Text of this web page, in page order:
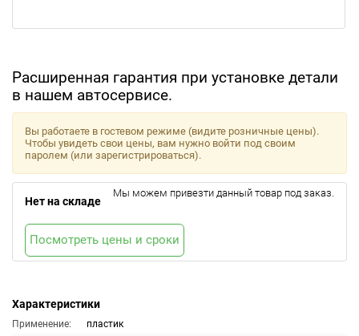
Расширенная гарантия при установке детали
в нашем автосервисе.
Характеристики
Применение:
пластик
Вы работаете в гостевом режиме (видите розничные цены).
Чтобы увидеть свои цены, вам нужно войти под своим
паролем (или зарегистрироваться).
Нет на складе
Мы можем привезти данный товар под заказ.
Посмотреть цены и сроки